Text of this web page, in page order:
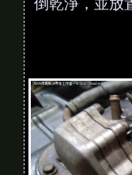
倒乾淨，並放